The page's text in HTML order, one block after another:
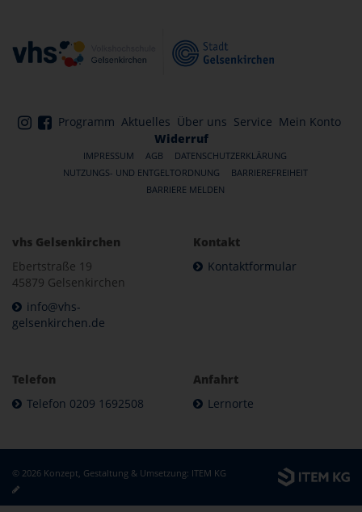
Programm Aktuelles Über uns Service Mein Konto
Widerruf
IMPRESSUM AGB
DATENSCHUTZERKLÄRUNG
NUTZUNGS- UND ENTGELTORDNUNG
BARRIEREFREIHEIT
BARRIERE MELDEN
vhs Gelsenkirchen
Ebertstraße 19
45879 Gelsenkirchen
info@vhs-
gelsenkirchen.de
Kontakt
Kontaktformular
Telefon
Telefon 0209 1692508
Anfahrt
Lernorte
© 2026 Konzept, Gestaltung & Umsetzung: ITEM KG